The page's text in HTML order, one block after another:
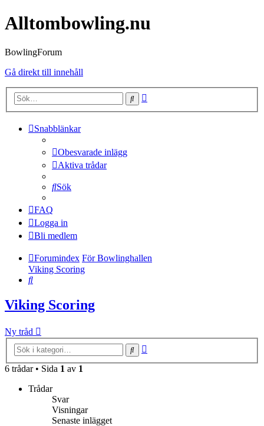
Alltombowling.nu
BowlingForum
Gå direkt till innehåll
Sök
Snabblänkar
Obesvarade inlägg
Aktiva trådar
Sök
FAQ
Logga in
Bli medlem
Forumindex För Bowlinghallen
Viking Scoring
Sök
Viking Scoring
Ny tråd
Sök
6 trådar • Sida 1 av 1
Trådar
Svar
Visningar
Senaste inlägget